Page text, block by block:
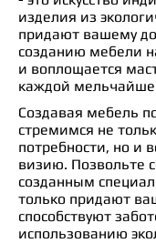
изделия из
придают вашему
созданию мебели
и воплощается
каждой
Создавая мебель
стремимся не
потребности, но и
визию. Позвольте
созданным
только придают
способствуют
использованию